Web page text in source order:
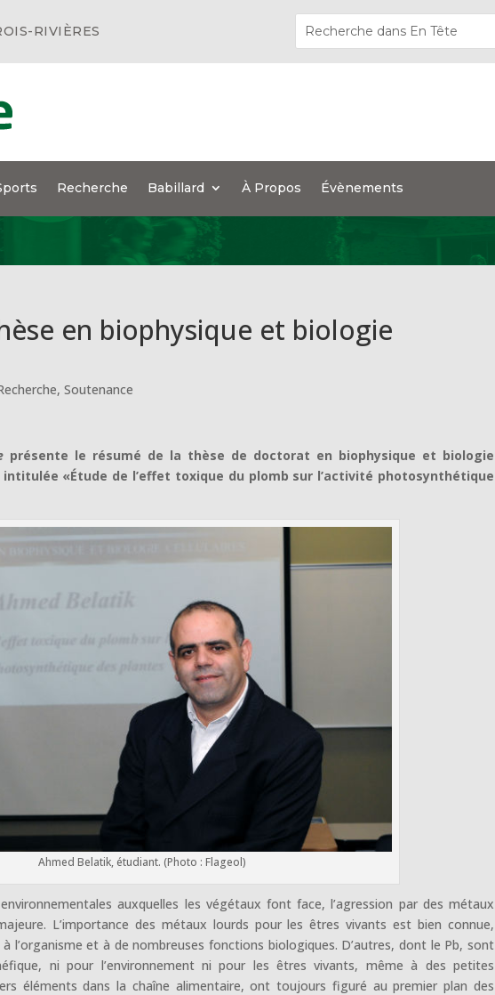
RIVIÈRES
Recherche Babillard À Propos Évènements
en biophysique et biologie
,Soutenance
présente le résumé de la thèse de doctorat en biophysique et biologie
«Étude de l’effet toxique du plomb sur l’activité photosynthétique
Ahmed Belatik, étudiant. (Photo : Flageol)
auxquelles les végétaux font face, l’agression par des métaux
L’importance des métaux lourds pour les êtres vivants est bien connue,
l’organisme et à de nombreuses fonctions biologiques. D’autres, dont le Pb, sont
ni pour l’environnement ni pour les êtres vivants, même à des petites
éléments dans la chaîne alimentaire, ont toujours figuré au premier plan des